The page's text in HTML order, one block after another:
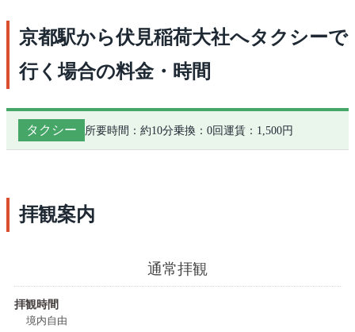
京都駅から伏見稲荷大社へタクシーで
行く場合の料金・時間
タクシー 所要時間：約10分乗換：0回 運賃：1,500円
拝観案内
通常拝観
拝観時間
境内自由